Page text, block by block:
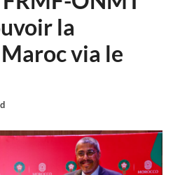
la
via le